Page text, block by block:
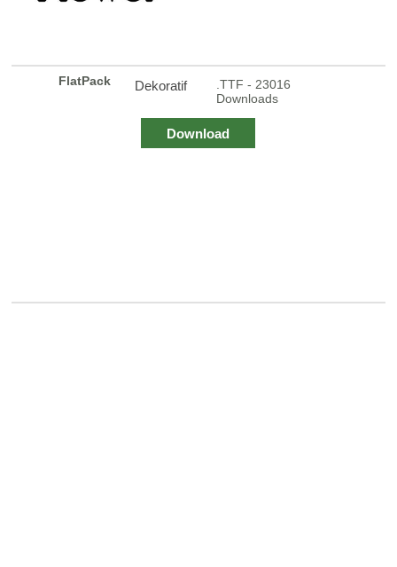
FlatPack Dekoratif
.TTF - 23016
Downloads
Download